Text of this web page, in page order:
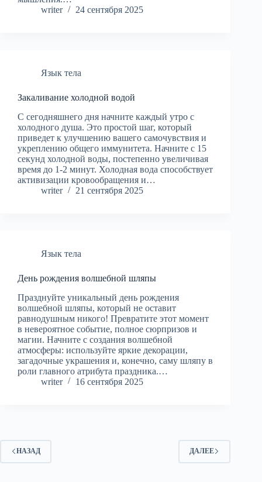
writer
24 сентября 2025
Язык тела
Закаливание холодной водой
С сегодняшнего дня начните каждый утро с
холодного душа. Это простой шаг, который
приведет к улучшению вашего самочувствия и
укреплению общего иммунитета. Начните с 15
секунд холодной воды, постепенно увеличивая
время до 1-2 минут. Холодная вода способствует
активизации кровообращения и…
writer
21 сентября 2025
Язык тела
День рождения волшебной шляпы
Празднуйте уникальный день рождения
волшебной шляпы, который не оставит
равнодушным никого! Превратите этот момент
в невероятное событие, полное сюрпризов и
магии. Начните с создания волшебной
атмосферы: используйте яркие декорации,
загадочные украшения и, конечно, саму шляпу в
роли главного атрибута праздника.…
writer
16 сентября 2025
НАЗАД ДАЛЕЕ